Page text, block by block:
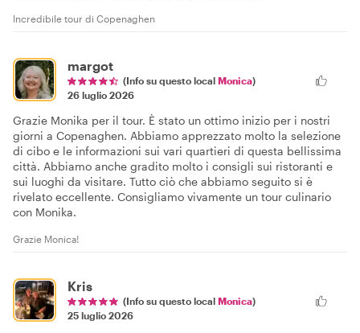
Incredibile tour di Copenaghen
margot
(Info su questo local Monica)
26 luglio 2026
Grazie Monika per il tour. È stato un ottimo inizio per i nostri
giorni a Copenaghen. Abbiamo apprezzato molto la selezione
di cibo e le informazioni sui vari quartieri di questa bellissima
città. Abbiamo anche gradito molto i consigli sui ristoranti e
sui luoghi da visitare. Tutto ciò che abbiamo seguito si è
rivelato eccellente. Consigliamo vivamente un tour culinario
con Monika.
Grazie Monica!
Kris
(Info su questo local Monica)
25 luglio 2026